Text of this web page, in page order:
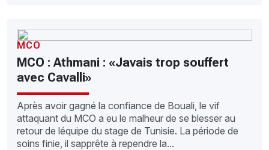
MCO
MCO : Athmani : «Javais trop souffert
avec Cavalli»
Après avoir gagné la confiance de Bouali, le vif
attaquant du MCO a eu le malheur de se blesser au
retour de léquipe du stage de Tunisie. La période de
soins finie, il sapprête à rependre la...